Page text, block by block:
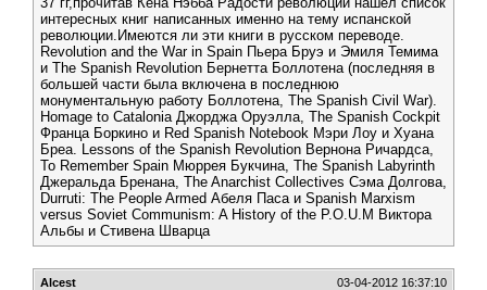
интересных книг написанных именно на тему испанской
революции.Имеются ли эти книги в русском переводе.
Revolution and the War in Spain Пьера Бруэ и Эмиля Темима
и The Spanish Revolution Бернетта Боллотена (последняя в
большей части была включена в последнюю
монументальную работу Боллотена, The Spanish Civil War).
Homage to Catalonia Джорджа Оруэлла, The Spanish Cockpit
Франца Боркино и Red Spanish Notebook Мэри Лоу и Хуана
Бреа. Lessons of the Spanish Revolution Вернона Ричардса,
To Remember Spain Мюррея Букчина, The Spanish Labyrinth
Джеральда Бренана, The Anarchist Collectives Сэма Долгова,
Durruti: The People Armed Абеля Паса и Spanish Marxism
versus Soviet Communism: A History of the P.O.U.M Виктора
Альбы и Стивена Шварца
Alcest 03-04-2012 16:37:10